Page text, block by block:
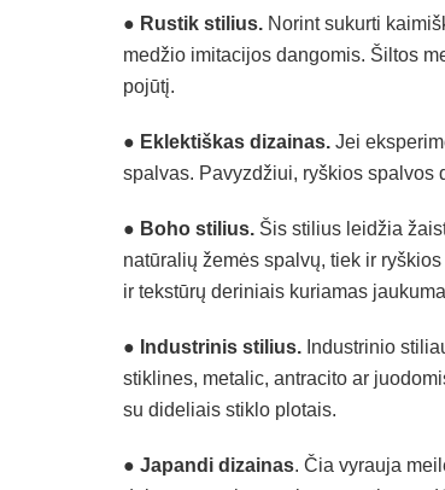
● Rustik stilius. Norint sukurti
medžio imitacijos dangomis. Šiltos
pojūtį.
● Eklektiškas dizainas. Jei
spalvas. Pavyzdžiui, ryškios spalvos
● Boho stilius. Šis stilius leidžia
natūralių žemės spalvų, tiek ir
ir tekstūrų deriniais kuriamas
● Industrinis stilius. Industrinio
stiklines, metalic, antracito ar
su dideliais stiklo plotais.
● Japandi dizainas. Čia vyrauja